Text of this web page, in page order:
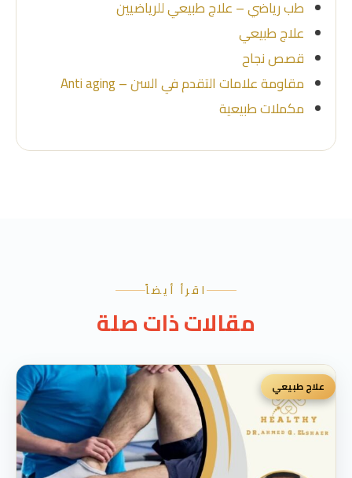
طب رياضي – علاج طبيعي للرياضيين
علاج طبيعي
قصص نجاح
مقاومة علامات التقدم في السن – Anti aging
مكملات طبيعية
اقرأ أيضاً
مقالات ذات صلة
علاج طبيعي